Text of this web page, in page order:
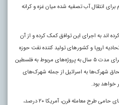
انتقال آب تصفیه شده میان غزه و کرانه
اند به اجرای این توافق کمک کرده و از آن
اروپا و کشورهای تولید کننده نفت حوزه
خلیج فارس هستند و مبلغ ۳۰ میلیارد دلار برای مدت ۵ سال به پروژه‌های مربوط به فلسطین
شهرک‌ها به اسرائیل از جمله شهرک‌های
خواهد بود.
درباره نحوه توزیع سهم کمک‌ها بین کشورهای حامی طرح معامله قرن، آمریکا ۲۰ درصد،